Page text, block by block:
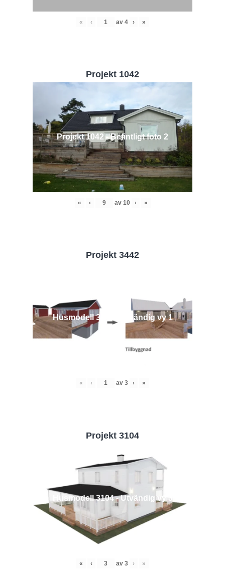
« ‹ av 4 › »
Projekt 1042
Projekt 1042 - Befintligt foto 2
« ‹ av 10 › »
Projekt 3442
Husmodell 3442 - Utvändig vy 1
« ‹ av 3 › »
Projekt 3104
Husmodell 3104 - Utvändig vy 3
« ‹ av 3 › »